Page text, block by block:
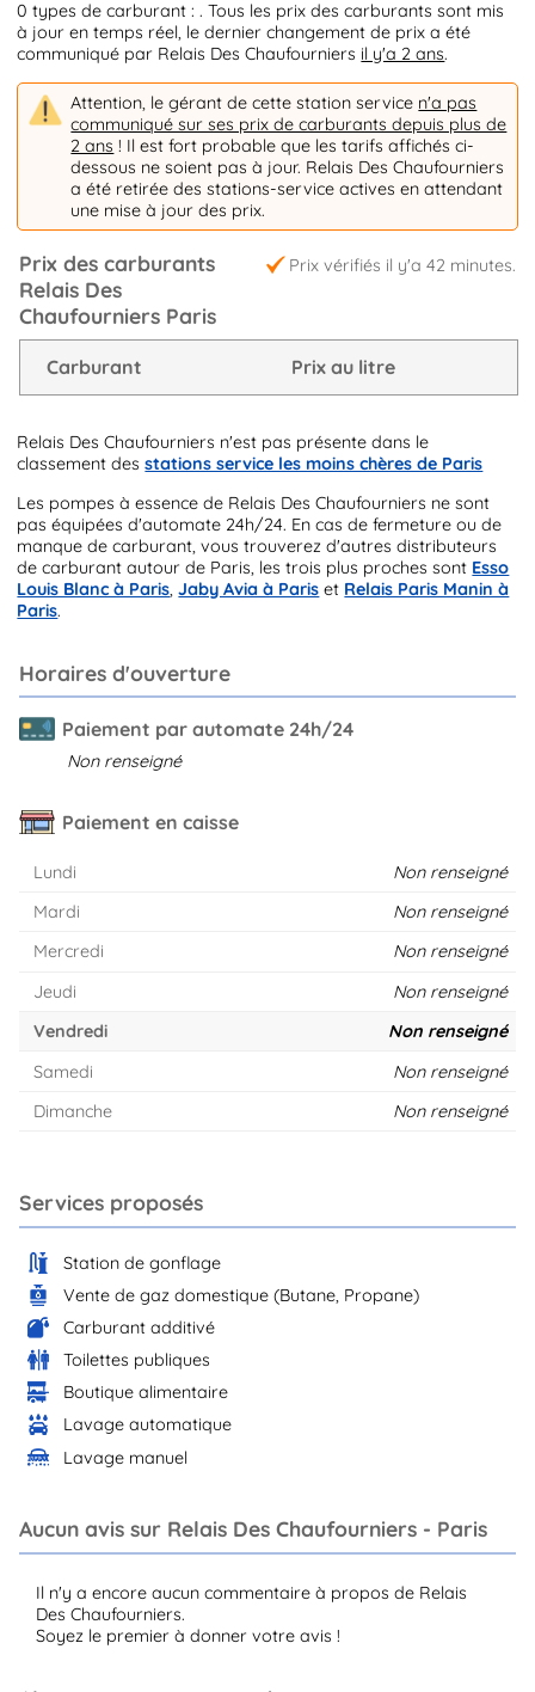
0 types de carburant : . Tous les prix des carburants sont mis
à jour en temps réel, le dernier changement de prix a été
communiqué par Relais Des Chaufourniers il y'a 2 ans.
Attention, le gérant de cette station service n'a pas
communiqué sur ses prix de carburants depuis plus de
2 ans ! Il est fort probable que les tarifs affichés ci-
dessous ne soient pas à jour. Relais Des Chaufourniers
a été retirée des stations-service actives en attendant
une mise à jour des prix.
Prix vérifiés il y'a 42 minutes.
Prix des carburants
Relais Des
Chaufourniers Paris
Carburant Prix au litre
Relais Des Chaufourniers n'est pas présente dans le
classement desstations service les moins chères de Paris
Les pompes à essence de Relais Des Chaufourniers ne sont
pas équipées d'automate 24h/24. En cas de fermeture ou de
manque de carburant, vous trouverez d'autres distributeurs
de carburant autour de Paris, les trois plus proches sont Esso
Louis Blanc à Paris ,Jaby Avia à Paris et Relais Paris Manin à
Paris.
Horaires d'ouverture
Paiement par automate 24h/24
Non renseigné
Paiement en caisse
Lundi
Non renseigné
Mardi
Non renseigné
Mercredi
Non renseigné
Jeudi
Non renseigné
Vendredi
Non renseigné
Samedi
Non renseigné
Dimanche
Non renseigné
Services proposés
Station de gonflage
Vente de gaz domestique (Butane, Propane)
Carburant additivé
Toilettes publiques
Boutique alimentaire
Lavage automatique
Lavage manuel
Aucun avis sur Relais Des Chaufourniers - Paris
Il n'y a encore aucun commentaire à propos de Relais
Des Chaufourniers.
Soyez le premier à donner votre avis !